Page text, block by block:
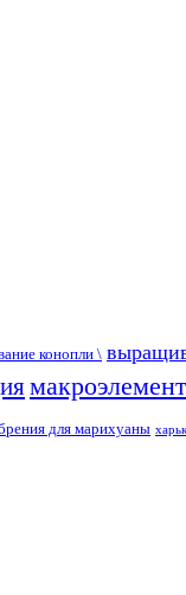
конопли \
для марихуаны